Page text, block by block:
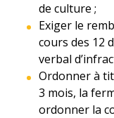
de culture ;
Exiger le
cours des 12
verbal
Ordonner à
3 mois, la
ordonner la